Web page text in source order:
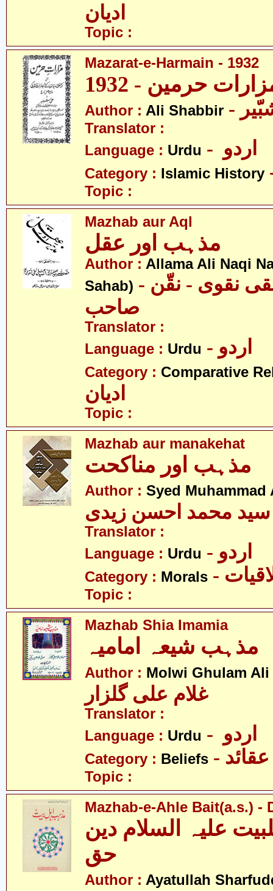
ادیان
Topic :
Mazarat-e-Harmain - 1932
Author : Ali Shabbir
Translator :
Language : Urdu
Category : Islamic History
Topic :
Mazhab aur Aql
مذہب اور عقل
Author : Allama Ali Naqi
Sahab) - علامہ علی نقی نقوی - نقّن
صاحب
Translator :
Language : Urdu - اردو
Category : Comparative
ادیان
Topic :
Mazhab aur manakehat
مذہب اور مناکحت
Author : Syed Muhammad
سید محمد احسن زیدی
Translator :
Language : Urdu - اردو
Category : Morals
Topic :
Mazhab Shia Imamia
Author : Molwi Ghulam Ali
غلام علی گلزار
Translator :
Language : Urdu
Category : Beliefs - عقائد
Topic :
Mazhab-e-Ahle Bait(a.s.) -
علیہ السلام دین
Author : Ayatullah